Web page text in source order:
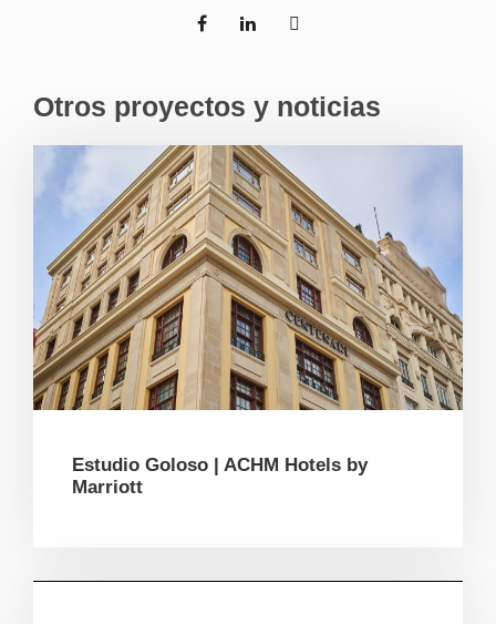
Otros proyectos y noticias
Estudio Goloso | ACHM Hotels by
Marriott